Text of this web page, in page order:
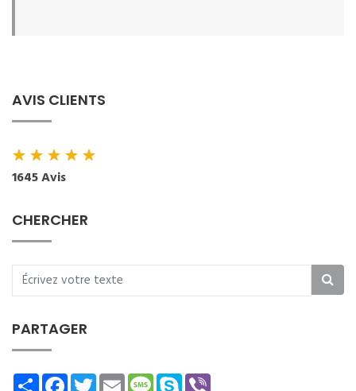
AVIS CLIENTS
★★★★★
1645 Avis
CHERCHER
PARTAGER
ShareFacebookTwitterEmailMessage
Skype